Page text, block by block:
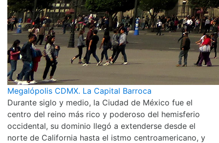
Megalópolis CDMX. La Capital Barroca
Durante siglo y medio, la Ciudad de México fue el
centro del reino más rico y poderoso del hemisferio
occidental, su dominio llegó a extenderse desde el
norte de California hasta el istmo centroamericano, y